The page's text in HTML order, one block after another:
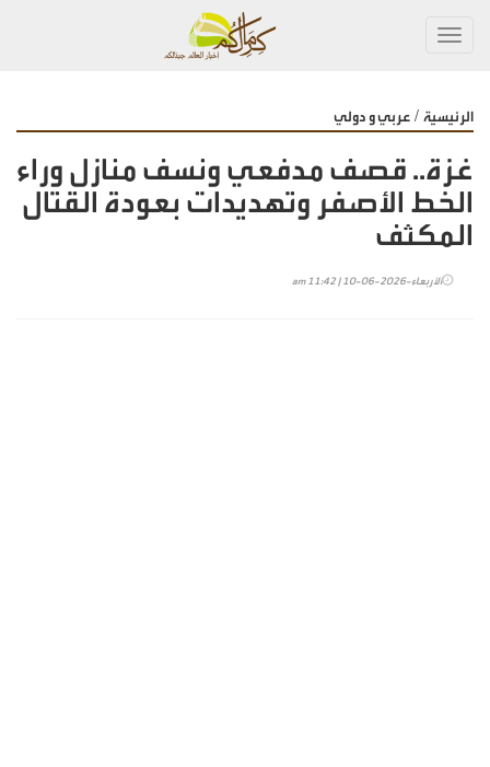
الرئيسية / عربي و دولي
غزة.. قصف مدفعي ونسف منازل وراء
الخط الأصفر وتهديدات بعودة القتال
المكثف
الأربعاء-2026-06-10 | 11:42 am